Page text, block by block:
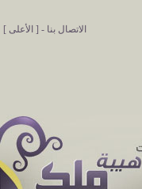
الاتصال بنا - [ الأعلى ]